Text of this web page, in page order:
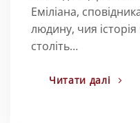
Еміліана,
людину, чия
століть…
Читати далі